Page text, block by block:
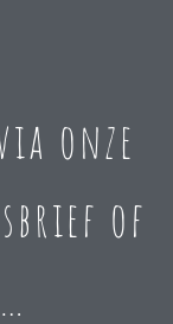
onze
of